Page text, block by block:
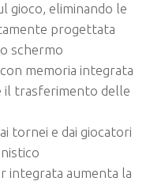
gioco, eliminando le
progettata
schermo
memoria integrata
il trasferimento delle
tornei e dai giocatori
integrata aumenta la